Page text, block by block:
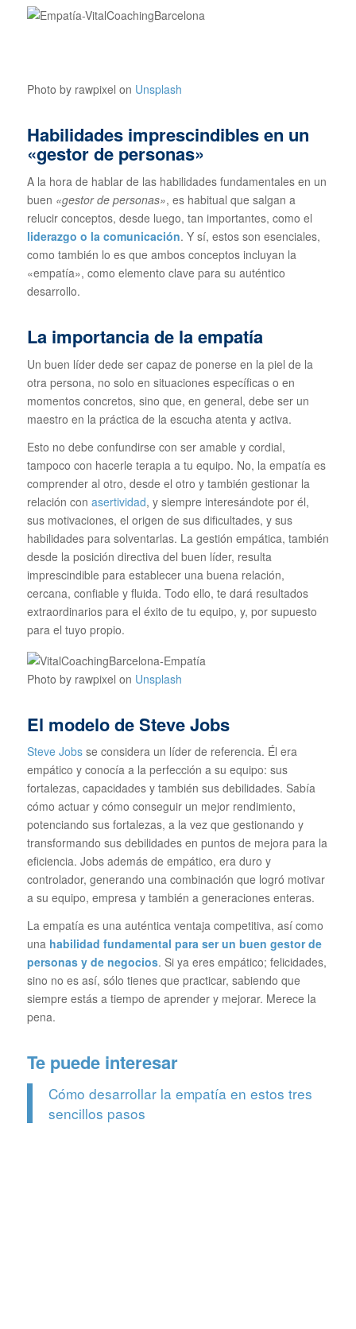
Photo by rawpixel on Unsplash
Habilidades imprescindibles en un
«gestor de personas»
A la hora de hablar de las habilidades fundamentales en un
buen «gestor de personas», es habitual que salgan a
relucir conceptos, desde luego, tan importantes, como el
liderazgo o la comunicación. Y sí, estos son esenciales,
como también lo es que ambos conceptos incluyan la
«empatía», como elemento clave para su auténtico
desarrollo.
La importancia de la empatía
Un buen líder dede ser capaz de ponerse en la piel de la
otra persona, no solo en situaciones específicas o en
momentos concretos, sino que, en general, debe ser un
maestro en la práctica de la escucha atenta y activa.
Esto no debe confundirse con ser amable y cordial,
tampoco con hacerle terapia a tu equipo. No, la empatía es
comprender al otro, desde el otro y también gestionar la
relación con asertividad, y siempre interesándote por él,
sus motivaciones, el origen de sus dificultades, y sus
habilidades para solventarlas. La gestión empática, también
desde la posición directiva del buen líder, resulta
imprescindible para establecer una buena relación,
cercana, confiable y fluida. Todo ello, te dará resultados
extraordinarios para el éxito de tu equipo, y, por supuesto
para el tuyo propio.
Photo by rawpixel on Unsplash
El modelo de Steve Jobs
Steve Jobsse considera un líder de referencia. Él era
empático y conocía a la perfección a su equipo: sus
fortalezas, capacidades y también sus debilidades. Sabía
cómo actuar y cómo conseguir un mejor rendimiento,
potenciando sus fortalezas, a la vez que gestionando y
transformando sus debilidades en puntos de mejora para la
eficiencia. Jobs además de empático, era duro y
controlador, generando una combinación que logró motivar
a su equipo, empresa y también a generaciones enteras.
La empatía es una auténtica ventaja competitiva, así como
una habilidad fundamental para serun buen gestor de
personas y de negocios. Si ya eres empático; felicidades,
sino no es así, sólo tienes que practicar, sabiendo que
siempre estás a tiempo de aprender y mejorar. Merece la
pena.
Te puede interesar
Cómo desarrollar la empatía en estos tres
sencillos pasos